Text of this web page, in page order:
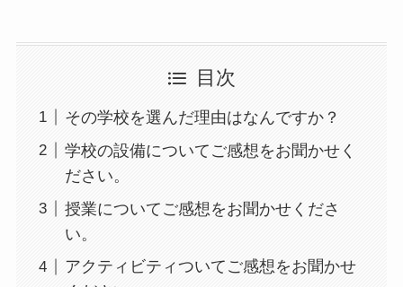
目次
その学校を選んだ理由はなんですか？
学校の設備についてご感想をお聞かせく
ださい。
授業についてご感想をお聞かせくださ
い。
アクティビティついてご感想をお聞かせ